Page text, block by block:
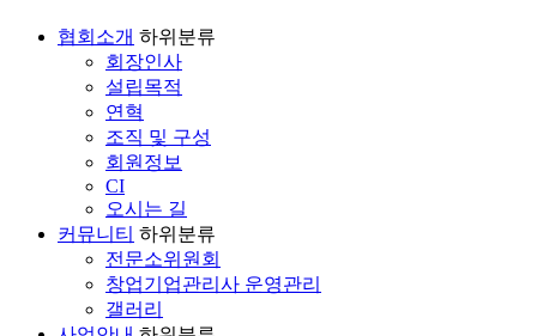
협회소개 하위분류
회장인사
설립목적
연혁
조직 및 구성
회원정보
CI
오시는 길
커뮤니티 하위분류
전문소위원회
창업기업관리사 운영관리
갤러리